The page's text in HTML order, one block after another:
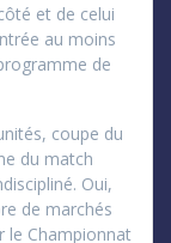
et de celui
au moins
de
coupe du
du match
Oui,
de marchés
le Championnat